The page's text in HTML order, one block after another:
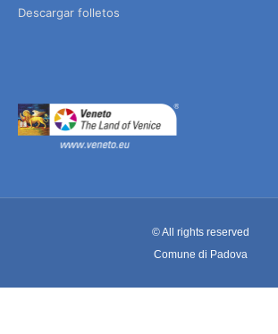
Descargar folletos
© All rights reserved
Comune di Padova